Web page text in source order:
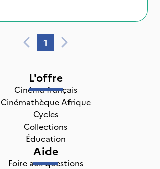
1
L'offre
Cinéma français
Cinémathèque Afrique
Cycles
Collections
Éducation
Aide
Foire aux questions